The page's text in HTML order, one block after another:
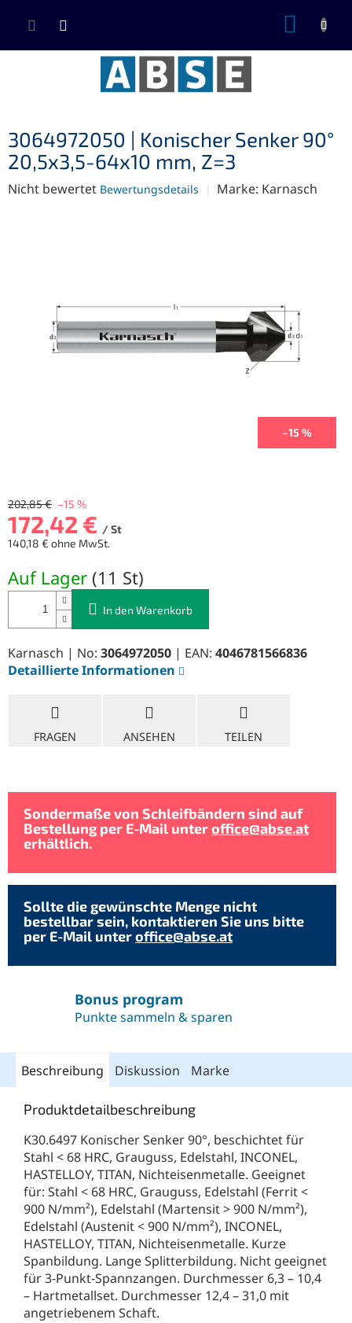
Inhalt
3064972050 | Konischer Senker 90°
20,5x3,5-64x10 mm, Z=3
Die
Sternen.
Nicht bewertet Bewertungsdetails Marke: Karnasch
–15 %
202,85 € –15 %
172,42 € / St
140,18 € ohne MwSt.
Auf Lager (11 St)
In den Warenkorb
Karnasch | No: 3064972050 | EAN: 4046781566836
Detaillierte Informationen
FRAGEN ANSEHEN TEILEN
Sondermaße von Schleifbändern sind auf
Bestellung per E-Mail unteroffice@abse.at
erhältlich.
Sollte die gewünschte Menge nicht
bestellbar sein, kontaktieren Sie uns bitte
per E-Mail unteroffice@abse.at
Bonus program
Punkte sammeln & sparen
Beschreibung Diskussion Marke
Produktdetailbeschreibung
K30.6497 Konischer Senker 90°, beschichtet für
Stahl < 68 HRC, Grauguss, Edelstahl, INCONEL,
HASTELLOY, TITAN, Nichteisenmetalle. Geeignet
für: Stahl < 68 HRC, Grauguss, Edelstahl (Ferrit <
900 N/mm²), Edelstahl (Martensit > 900 N/mm²),
Edelstahl (Austenit < 900 N/mm²), INCONEL,
HASTELLOY, TITAN, Nichteisenmetalle. Kurze
Spanbildung. Lange Splitterbildung. Nicht geeignet
für 3-Punkt-Spannzangen. Durchmesser 6,3 – 10,4
– Hartmetallset. Durchmesser 12,4 – 31,0 mit
angetriebenem Schaft.